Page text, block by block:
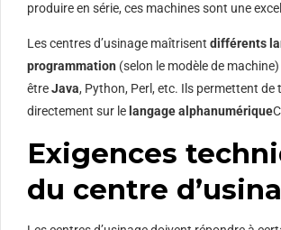
produire en série, ces machines sont une
Les centres d’usinage maîtrisent différents
programmation (selon le modèle de
êtreJava, Python, Perl, etc. Ils permettent de
directement sur le langage alphanumérique
Exigences
du centre